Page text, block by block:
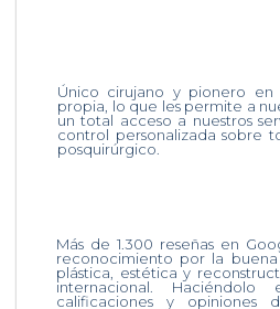
Único cirujano y pionero en
propia, lo que les permite a
un total acceso a nuestros
control personalizada sobre
posquirúrgico.
Más de 1.300 reseñas en
reconocimiento por la
plástica, estética y
internacional.
calificaciones y opiniones